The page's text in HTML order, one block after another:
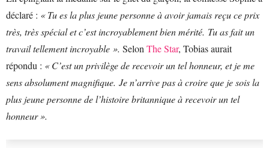
déclaré : « Tu es la plus jeune personne à avoir jamais reçu ce prix
très, très spécial et c’est incroyablement bien mérité. Tu as fait un
travail tellement incroyable ». Selon The Star, Tobias aurait
répondu : « C’est un privilège de recevoir un tel honneur, et je me
sens absolument magnifique. Je n’arrive pas à croire que je sois la
plus jeune personne de l’histoire britannique à recevoir un tel
honneur ».